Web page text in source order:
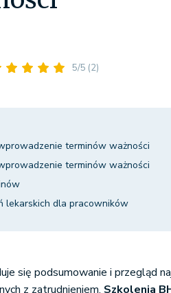
5/5 (2)
terminów ważności
terminów ważności
lekarskich dla pracowników
się podsumowanie i przegląd
z zatrudnieniem. Szkolenia